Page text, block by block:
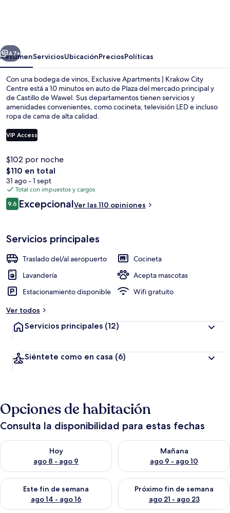
City
Centre
Siguiente
47+
ResumenServiciosUbicaciónPreciosPolíticas
Con una bodega de vinos, Exclusive Apartments | Krakow City
Centre está a 10 minutos en auto de Plaza del mercado principal y
de Castillo de Wawel. Sus departamentos tienen servicios y
amenidades convenientes, como cocineta, televisión LED e incluso
ropa de cama de alta calidad.
VIP Access
$102 por noche
El
precio
total
es
de
$110 en total
31 ago - 1 sept
Total con impuestos y cargos
Opiniones
9.69.6 de 10,
ExcepcionalVer las 110 opiniones
Servicios principales
Traslado del/al aeropuerto
Cocineta
Lavandería
Acepta mascotas
Estacionamiento disponible
Wifi gratuito
Ver todos
Servicios principales (12)
Siéntete como en casa (6)
Opciones de habitación
Consulta la disponibilidad para estas fechas
Hoy
ago 8 - ago 9
Consulta la disponibilidad para hoy ago 8 - ago 9
Mañana
ago 9 - ago 10
Consulta la disponibilidad
Este fin de semana
ago 14 - ago 16
Consulta la disponibilidad para este fin de semana ago 14 -
Próximo fin de semana
ago 21 - ago 23
Consulta la disponibilidad